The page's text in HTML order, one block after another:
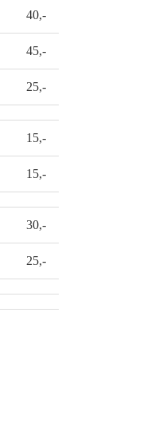
40,-
45,-
25,-
15,-
15,-
30,-
25,-